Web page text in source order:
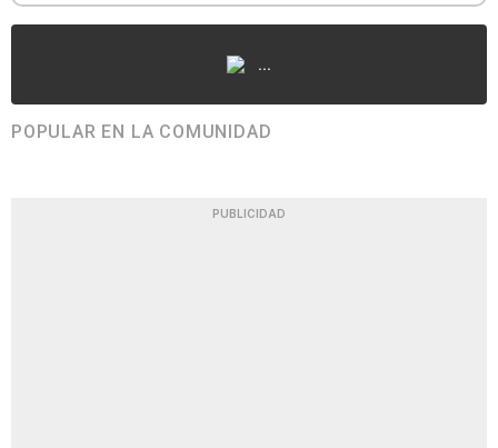
...
POPULAR EN LA COMUNIDAD
PUBLICIDAD